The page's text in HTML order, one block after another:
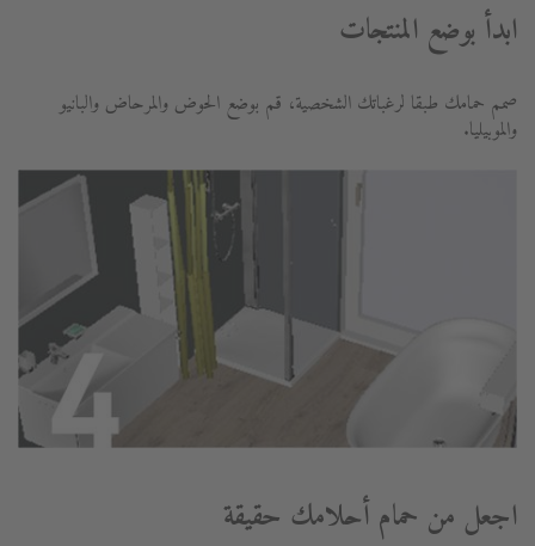
ابدأ بوضع المنتجات
صمم حمامك طبقا لرغباتك الشخصية، قم بوضع الحوض والمرحاض والبانيو
والموبيليا.
اجعل من حمام أحلامك حقيقة